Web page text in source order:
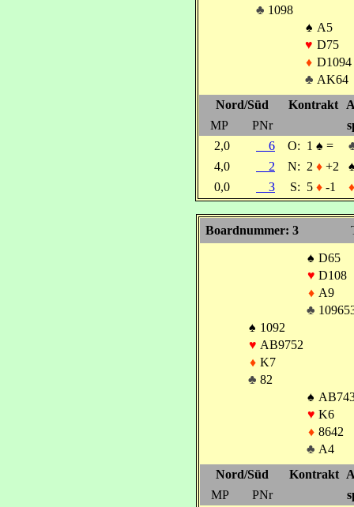
♣ 1098
♠ A5
♥ D75
♦ D1094
♣ AK64
Nord/Süd
Kontrakt
MP
PNr
2,0
6 O: 1 ♠ =
4,0
2 N: 2 ♦ +2
0,0
3 S: 5 ♦ -1 ♦
Boardnummer: 3
♠ D65
♥ D108
♦ A9
♣
♠ 1092
♥ AB9752
♦ K7
♣ 82
♠
♥ K6
♦ 8642
♣ A4
Nord/Süd
Kontrakt
MP
PNr